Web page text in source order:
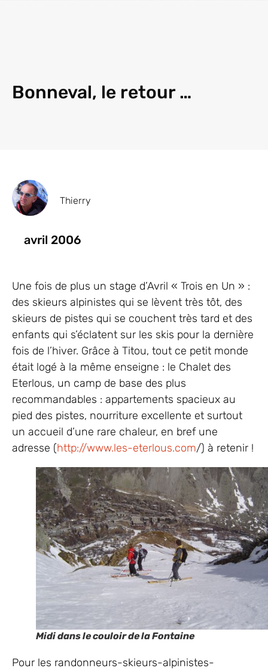
Bonneval, le retour …
Thierry
avril 2006
Une fois de plus un stage d’Avril « Trois en Un » :
des skieurs alpinistes qui se lèvent très tôt, des
skieurs de pistes qui se couchent très tard et des
enfants qui s’éclatent sur les skis pour la dernière
fois de l’hiver. Grâce à Titou, tout ce petit monde
était logé à la même enseigne : le Chalet des
Eterlous, un camp de base des plus
recommandables : appartements spacieux au
pied des pistes, nourriture excellente et surtout
un accueil d’une rare chaleur, en bref une
adresse (http://www.les-eterlous.com/) à retenir !
Midi dans le couloir de la Fontaine
Pour les randonneurs-skieurs-alpinistes-